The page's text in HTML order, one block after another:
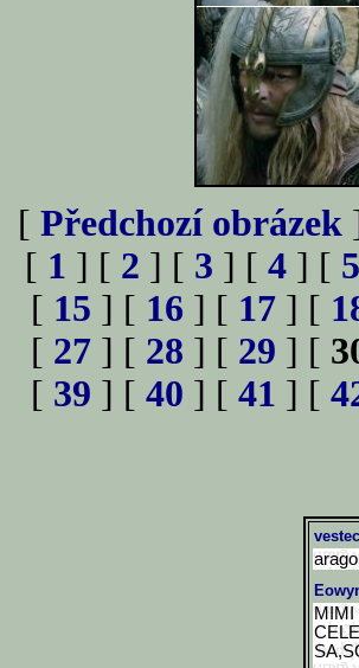
[ Předchozí obrázek
[ 1 ] [ 2 ] [ 3 ] [ 4 ] [ 5
[ 15 ] [ 16 ] [ 17 ] [
[ 27 ] [ 28 ] [ 29 ] [
[ 39 ] [ 40 ] [ 41 ] [
vestec
MIMI